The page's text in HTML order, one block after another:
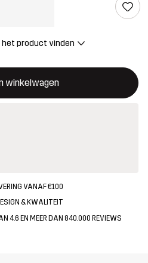
het product vinden
winkelwagen
met de bevestiging van een
VANAF €100
& KWALITEIT
4.6 EN MEER DAN 840.000 REVIEWS